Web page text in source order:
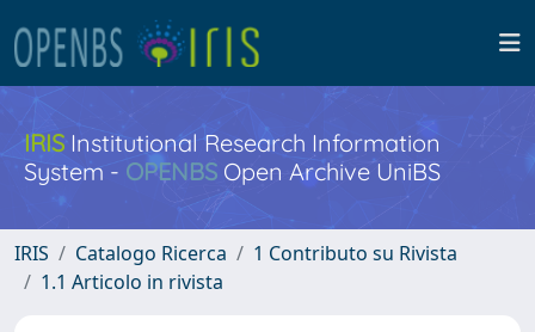
IRISInstitutional Research Information
System - OPENBS Open Archive UniBS
IRIS Catalogo Ricerca
1 Contributo su Rivista
1.1 Articolo in rivista